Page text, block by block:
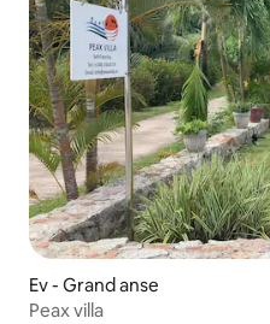
Ev - Grand anse
Peax villa